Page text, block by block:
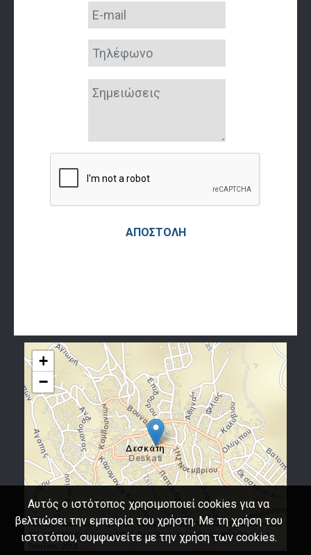
+
−
Leaflet| Tiles © Esri — Source: Esri, DeLorme, NAVTEQ, USGS, Intermap,
iPC, NRCAN, Esri Japan, METI, Esri China (Hong Kong), Esri (Thailand),
TomTom, 2012
ΑΠΟΣΤΟΛΉ
Αυτός ο ιστότοπος χρησιμοποιεί cookies για να
βελτιώσει την εμπειρία του χρήστη. Με τη χρήση του
ιστοτόπου, συμφωνείτε με την χρήση των cookies.